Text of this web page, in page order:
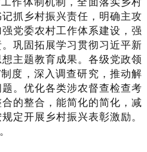
抓乡村振兴责任，明确主攻
党委农村工作体系建设，强
巩固拓展学习贯彻习近平新
主题教育成果。各级党政领
度，深入调查研究，推动解
。优化各类涉农督查检查考
的整合，能简化的简化，减
定开展乡村振兴表彰激励。